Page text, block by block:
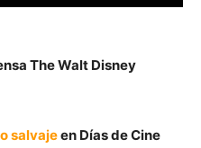
The Walt Disney
salvajeen Días de Cine